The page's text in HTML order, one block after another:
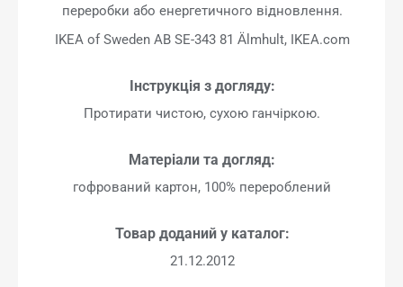
переробки або енергетичного відновлення.
IKEA of Sweden AB SE-343 81 Älmhult, IKEA.com
Інструкція з догляду:
Протирати чистою, сухою ганчіркою.
Матеріали та догляд:
гофрований картон, 100% перероблений
Товар доданий у каталог:
21.12.2012